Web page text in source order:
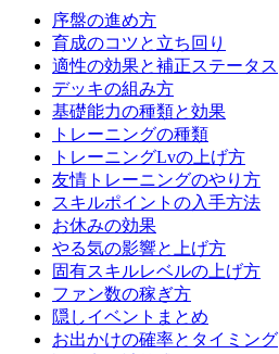
序盤の進め方
育成のコツと立ち回り
適性の効果と補正ステータス
デッキの組み方
基礎能力の種類と効果
トレーニングの種類
トレーニングLvの上げ方
友情トレーニングのやり方
スキルポイントの入手方法
お休みの効果
やる気の影響と上げ方
固有スキルレベルの上げ方
ファン数の稼ぎ方
隠しイベントまとめ
お出かけの確率とタイミング